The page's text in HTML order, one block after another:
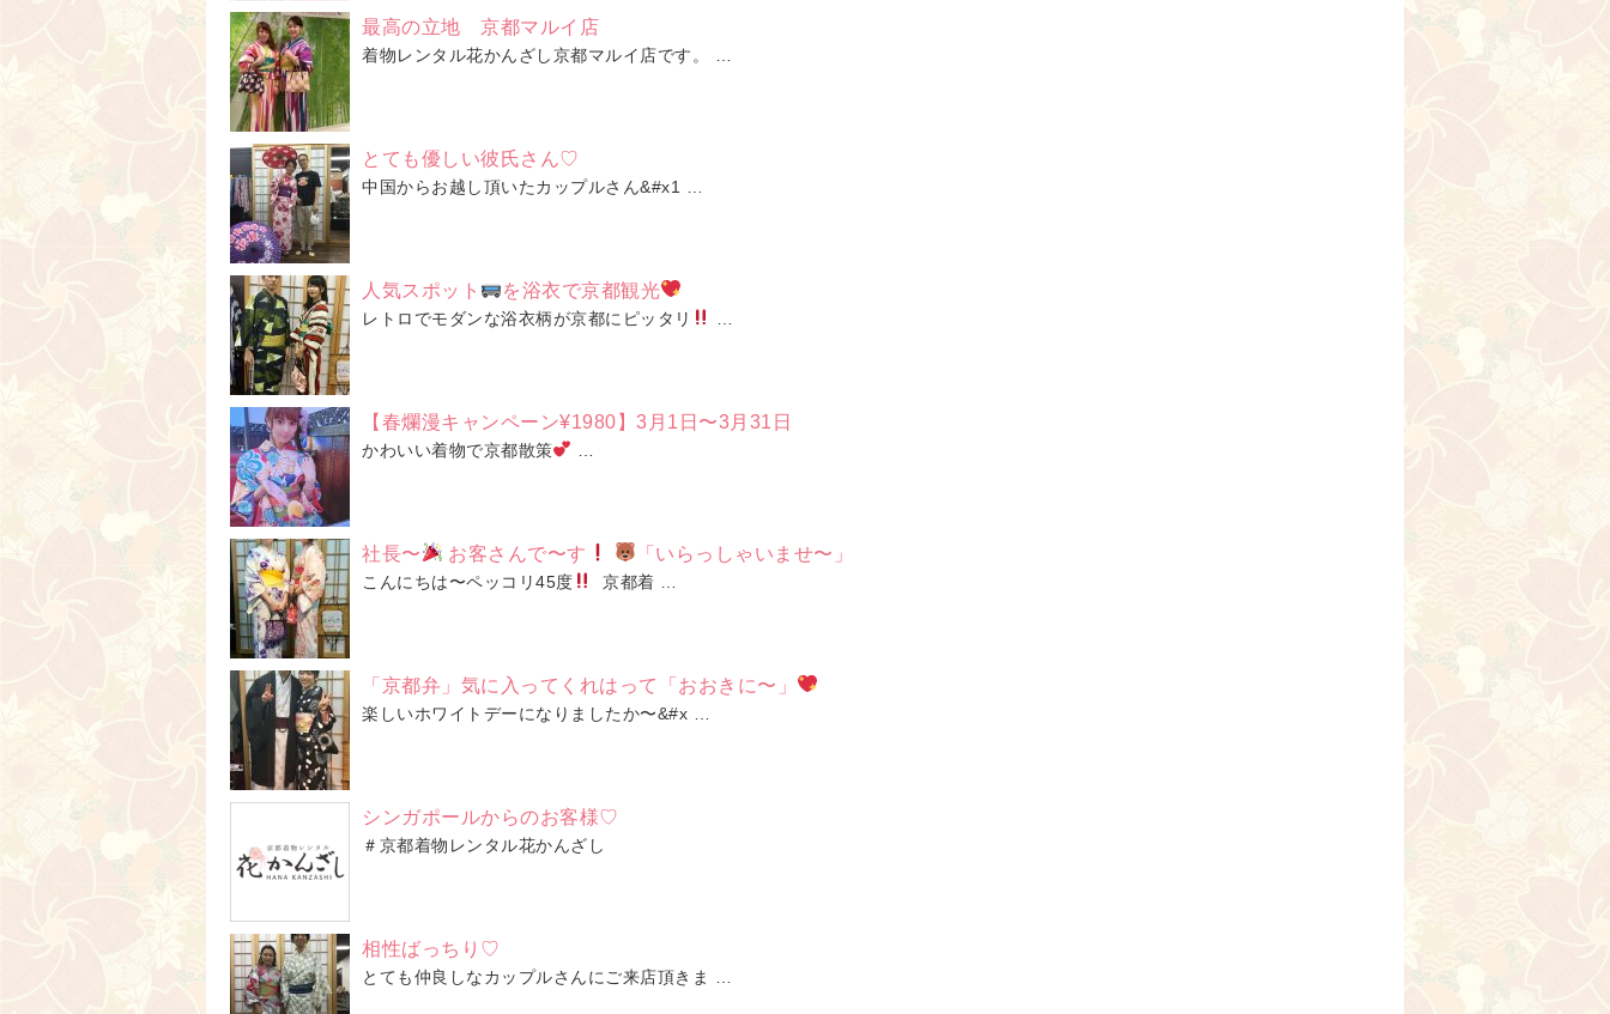
最高の立地 京都マルイ店
着物レンタル花かんざし京都マルイ店です。 …
とても優しい彼氏さん♡
中国からお越し頂いたカップルさん&#x1 …
人気スポット を浴衣で京都観光
レトロでモダンな浴衣柄が京都にピッタリ
【春爛漫キャンペーン¥1980】3月1日〜3月31日
かわいい着物で京都散策
社長〜 お客さんで〜す 「いらっしゃいませ〜」
こんにちは〜ペッコリ45度 京都着 …
「京都弁」気に入ってくれはって「おおきに〜」
楽しいホワイトデーになりましたか〜&#x …
シンガポールからのお客様♡
＃京都着物レンタル花かんざし
相性ばっちり♡
とても仲良しなカップルさんにご来店頂きま …